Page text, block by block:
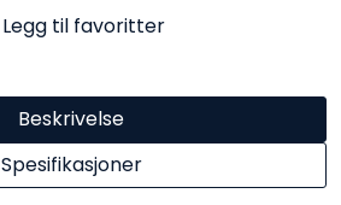
Legg til favoritter
Beskrivelse
Spesifikasjoner